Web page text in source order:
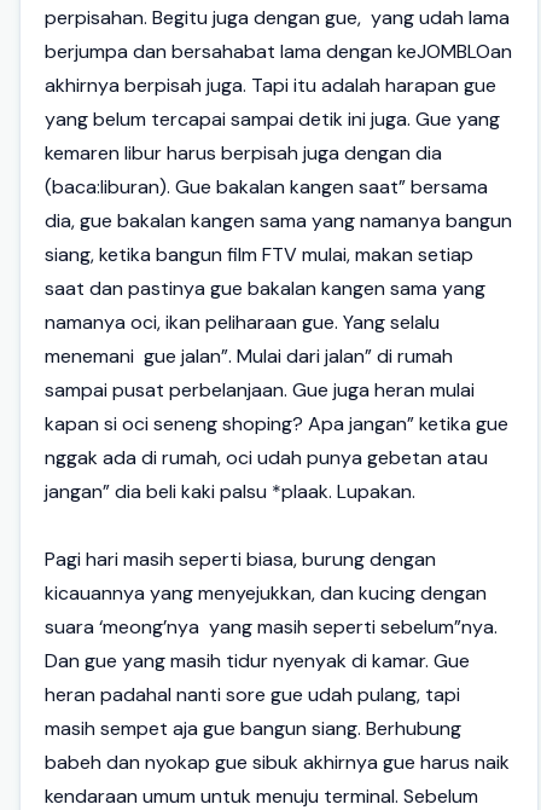
perpisahan. Begitu juga dengan gue, yang udah lama
berjumpa dan bersahabat lama dengan keJOMBLOan
akhirnya berpisah juga. Tapi itu adalah harapan gue
yang belum tercapai sampai detik ini juga. Gue yang
kemaren libur harus berpisah juga dengan dia
(baca:liburan). Gue bakalan kangen saat” bersama
dia, gue bakalan kangen sama yang namanya bangun
siang, ketika bangun film FTV mulai, makan setiap
saat dan pastinya gue bakalan kangen sama yang
namanya oci, ikan peliharaan gue. Yang selalu
menemani gue jalan”. Mulai dari jalan” di rumah
sampai pusat perbelanjaan. Gue juga heran mulai
kapan si oci seneng shoping? Apa jangan” ketika gue
nggak ada di rumah, oci udah punya gebetan atau
jangan” dia beli kaki palsu *plaak. Lupakan.
Pagi hari masih seperti biasa, burung dengan
kicauannya yang menyejukkan, dan kucing dengan
suara ‘meong’nya yang masih seperti sebelum”nya.
Dan gue yang masih tidur nyenyak di kamar. Gue
heran padahal nanti sore gue udah pulang, tapi
masih sempet aja gue bangun siang. Berhubung
babeh dan nyokap gue sibuk akhirnya gue harus naik
kendaraan umum untuk menuju terminal. Sebelum